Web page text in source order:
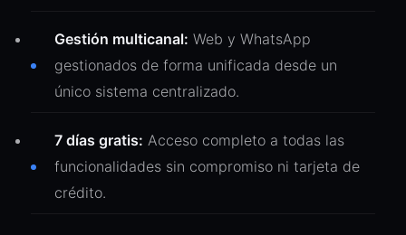
Gestión multicanal: Web y WhatsApp
gestionados de forma unificada desde un
único sistema centralizado.
7 días gratis: Acceso completo a todas las
funcionalidades sin compromiso ni tarjeta de
crédito.